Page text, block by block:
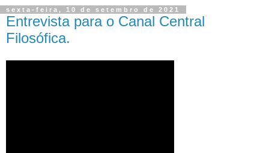
sexta-feira, 10 de setembro de 2021
Entrevista para o Canal Central
Filosófica.